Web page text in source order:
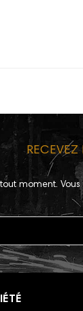
RECEVEZ
moment.